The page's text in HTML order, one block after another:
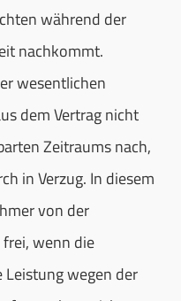
während der
nachkommt.
wesentlichen
dem Vertrag nicht
Zeitraums nach,
in Verzug. In diesem
von der
wenn die
wegen der